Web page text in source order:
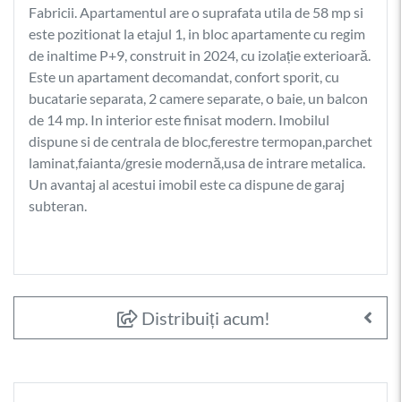
Fabricii. Apartamentul are o suprafata utila de 58 mp si
este pozitionat la etajul 1, in bloc apartamente cu regim
de inaltime P+9, construit in 2024, cu izolație exterioară.
Este un apartament decomandat, confort sporit, cu
bucatarie separata, 2 camere separate, o baie, un balcon
de 14 mp. In interior este finisat modern. Imobilul
dispune si de centrala de bloc,ferestre termopan,parchet
laminat,faianta/gresie modernă,usa de intrare metalica.
Un avantaj al acestui imobil este ca dispune de garaj
subteran.
Distribuiți acum!